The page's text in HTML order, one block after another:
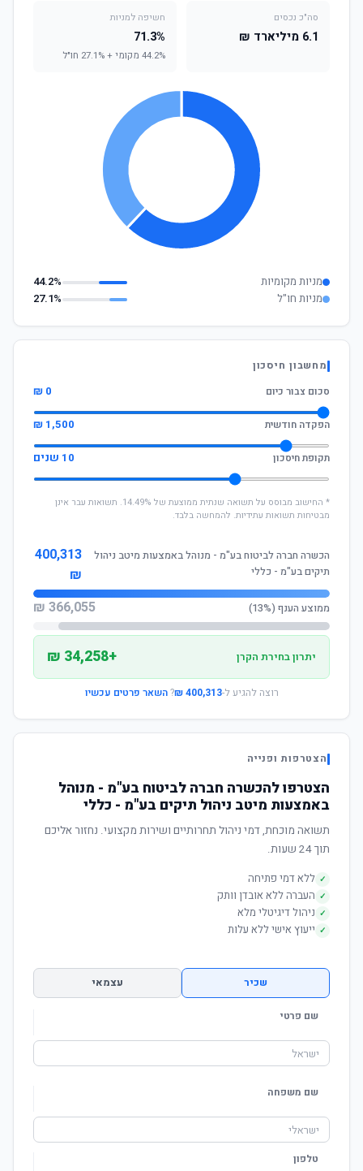
סה"כ נכסים
6.1 מיליארד ₪
חשיפה למניות
71.3%
44.2% מקומי + 27.1% חו"ל
מניות מקומיות
44.2%
מניות חו"ל
27.1%
מחשבון חיסכון
סכום צבור כיום
0 ₪
הפקדה חודשית 1,500 ₪
תקופת חיסכון 10 שנים
* החישוב מבוסס על תשואה שנתית ממוצעת של 14.49%. תשואות עבר אינן
מבטיחות תשואות עתידיות. להמחשה בלבד.
הכשרה חברה לביטוח בע"מ - מנוהל באמצעות מיטב ניהול
תיקים בע"מ - כללי
400,313
₪
ממוצע הענף (13%) 366,055 ₪
יתרון בחירת הקרן +34,258 ₪
רוצה להגיע ל-400,313 ₪
?השאר פרטים עכשיו
הצטרפות ופנייה
הצטרפו להכשרה חברה לביטוח בע"מ - מנוהל
באמצעות מיטב ניהול תיקים בע"מ - כללי
תשואה מוכחת, דמי ניהול תחרותיים ושירות מקצועי. נחזור אליכם
תוך 24 שעות.
✓ ללא דמי פתיחה
✓ העברה ללא אובדן וותק
✓ ניהול דיגיטלי מלא
✓ ייעוץ אישי ללא עלות
שכיר עצמאי
שם פרטי
שם משפחה
טלפון